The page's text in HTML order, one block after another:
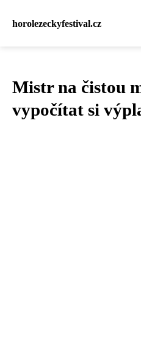
horolezeckyfestival.cz
Mistr na čistou
vypočítat si